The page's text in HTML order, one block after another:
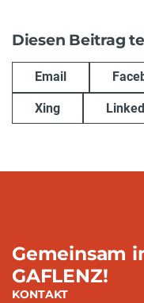
Diesen Beitrag
Email
Xing
Gemeinsam
GAFLENZ!
KONTAKT